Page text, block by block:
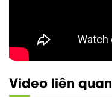
Video liên quan